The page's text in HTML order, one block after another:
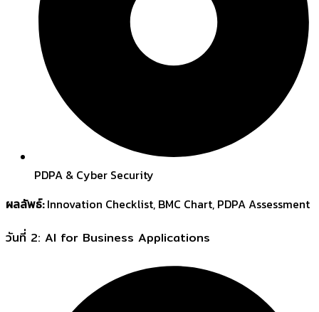
PDPA & Cyber Security
ผลลัพธ์:Innovation Checklist, BMC Chart, PDPA Assessment
วันที่ 2: AI for Business Applications